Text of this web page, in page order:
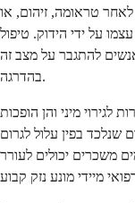
טראומה, זיהום, או
על ידי הידוק. טיפול
להתגבר על מצב זה
בהדרגה.
לגירוי מיני והן הופכות
שנלכד בפין עלול לגרום
משכרים יכולים לעורר